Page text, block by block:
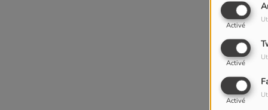
Activé
Activé
Activé